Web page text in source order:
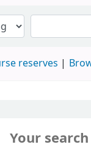
reserves
Your